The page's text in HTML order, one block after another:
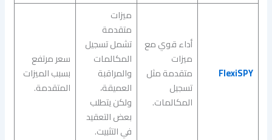
FlexiSPY
أداء قوي مع
ميزات
متقدمة مثل
تسجيل
المكالمات.
ميزات
متقدمة
تشمل تسجيل
المكالمات
والمراقبة
العميقة،
ولكن يتطلب
بعض التعقيد
في التثبيت.
سعر مرتفع
بسبب الميزات
المتقدمة.